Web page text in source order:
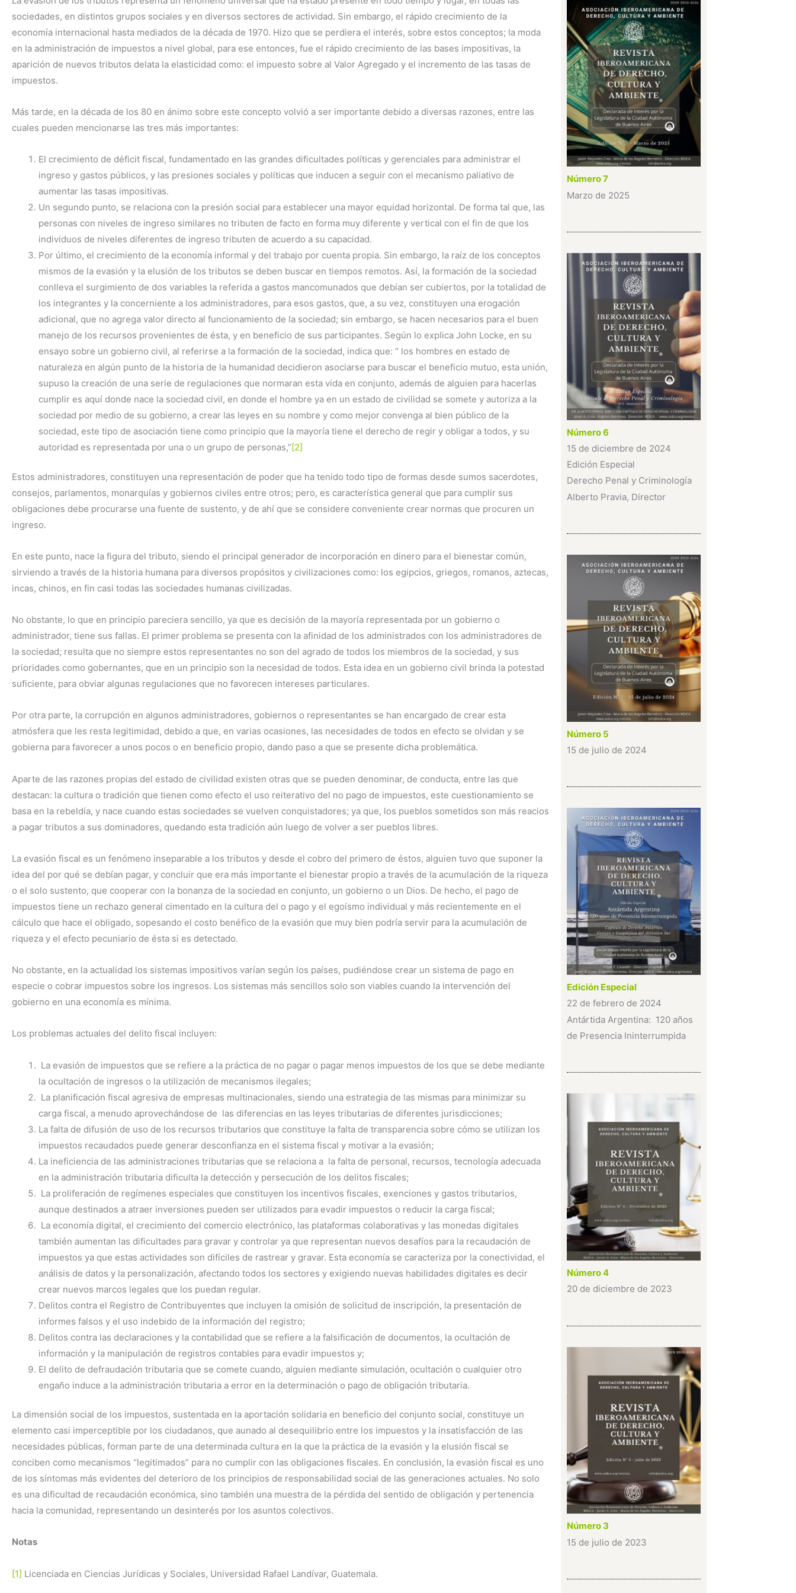
sociedades, en distintos grupos sociales y en diversos sectores de actividad. Sin embargo, el rápido crecimiento de la
economía internacional hasta mediados de la década de 1970. Hizo que se perdiera el interés, sobre estos conceptos; la moda
en la administración de impuestos a nivel global, para ese entonces, fue el rápido crecimiento de las bases impositivas, la
aparición de nuevos tributos delata la elasticidad como: el impuesto sobre al Valor Agregado y el incremento de las tasas de
impuestos.
Más tarde, en la década de los 80 en ánimo sobre este concepto volvió a ser importante debido a diversas razones, entre las
cuales pueden mencionarse las tres más importantes:
El crecimiento de déficit fiscal, fundamentado en las grandes dificultades políticas y gerenciales para administrar el
ingreso y gastos públicos, y las presiones sociales y políticas que inducen a seguir con el mecanismo paliativo de
aumentar las tasas impositivas.
Un segundo punto, se relaciona con la presión social para establecer una mayor equidad horizontal. De forma tal que, las
personas con niveles de ingreso similares no tributen de facto en forma muy diferente y vertical con el fin de que los
individuos de niveles diferentes de ingreso tributen de acuerdo a su capacidad.
Por último, el crecimiento de la economía informal y del trabajo por cuenta propia. Sin embargo, la raíz de los conceptos
mismos de la evasión y la elusión de los tributos se deben buscar en tiempos remotos. Así, la formación de la sociedad
conlleva el surgimiento de dos variables la referida a gastos mancomunados que debían ser cubiertos, por la totalidad de
los integrantes y la concerniente a los administradores, para esos gastos, que, a su vez, constituyen una erogación
adicional, que no agrega valor directo al funcionamiento de la sociedad; sin embargo, se hacen necesarios para el buen
manejo de los recursos provenientes de ésta, y en beneficio de sus participantes. Según lo explica John Locke, en su
ensayo sobre un gobierno civil, al referirse a la formación de la sociedad, indica que: “ los hombres en estado de
naturaleza en algún punto de la historia de la humanidad decidieron asociarse para buscar el beneficio mutuo, esta unión,
supuso la creación de una serie de regulaciones que normaran esta vida en conjunto, además de alguien para hacerlas
cumplir es aquí donde nace la sociedad civil, en donde el hombre ya en un estado de civilidad se somete y autoriza a la
sociedad por medio de su gobierno, a crear las leyes en su nombre y como mejor convenga al bien público de la
sociedad, este tipo de asociación tiene como principio que la mayoría tiene el derecho de regir y obligar a todos, y su
autoridad es representada por una o un grupo de personas,”[2]
Estos administradores, constituyen una representación de poder que ha tenido todo tipo de formas desde sumos sacerdotes,
consejos, parlamentos, monarquías y gobiernos civiles entre otros; pero, es característica general que para cumplir sus
obligaciones debe procurarse una fuente de sustento, y de ahí que se considere conveniente crear normas que procuren un
ingreso.
En este punto, nace la figura del tributo, siendo el principal generador de incorporación en dinero para el bienestar común,
sirviendo a través de la historia humana para diversos propósitos y civilizaciones como: los egipcios, griegos, romanos, aztecas,
incas, chinos, en fin casi todas las sociedades humanas civilizadas.
No obstante, lo que en principio pareciera sencillo, ya que es decisión de la mayoría representada por un gobierno o
administrador, tiene sus fallas. El primer problema se presenta con la afinidad de los administrados con los administradores de
la sociedad; resulta que no siempre estos representantes no son del agrado de todos los miembros de la sociedad, y sus
prioridades como gobernantes, que en un principio son la necesidad de todos. Esta idea en un gobierno civil brinda la potestad
suficiente, para obviar algunas regulaciones que no favorecen intereses particulares.
Por otra parte, la corrupción en algunos administradores, gobiernos o representantes se han encargado de crear esta
atmósfera que les resta legitimidad, debido a que, en varias ocasiones, las necesidades de todos en efecto se olvidan y se
gobierna para favorecer a unos pocos o en beneficio propio, dando paso a que se presente dicha problemática.
Aparte de las razones propias del estado de civilidad existen otras que se pueden denominar, de conducta, entre las que
destacan: la cultura o tradición que tienen como efecto el uso reiterativo del no pago de impuestos, este cuestionamiento se
basa en la rebeldía, y nace cuando estas sociedades se vuelven conquistadores; ya que, los pueblos sometidos son más reacios
a pagar tributos a sus dominadores, quedando esta tradición aún luego de volver a ser pueblos libres.
La evasión fiscal es un fenómeno inseparable a los tributos y desde el cobro del primero de éstos, alguien tuvo que suponer la
idea del por qué se debían pagar, y concluir que era más importante el bienestar propio a través de la acumulación de la riqueza
o el solo sustento, que cooperar con la bonanza de la sociedad en conjunto, un gobierno o un Dios. De hecho, el pago de
impuestos tiene un rechazo general cimentado en la cultura del o pago y el egoísmo individual y más recientemente en el
cálculo que hace el obligado, sopesando el costo benéfico de la evasión que muy bien podría servir para la acumulación de
riqueza y el efecto pecuniario de ésta si es detectado.
No obstante, en la actualidad los sistemas impositivos varían según los países, pudiéndose crear un sistema de pago en
especie o cobrar impuestos sobre los ingresos. Los sistemas más sencillos solo son viables cuando la intervención del
gobierno en una economía es mínima.
Los problemas actuales del delito fiscal incluyen:
La evasión de impuestos que se refiere a la práctica de no pagar o pagar menos impuestos de los que se debe mediante
la ocultación de ingresos o la utilización de mecanismos ilegales;
La planificación fiscal agresiva de empresas multinacionales, siendo una estrategia de las mismas para minimizar su
carga fiscal, a menudo aprovechándose de las diferencias en las leyes tributarias de diferentes jurisdicciones;
La falta de difusión de uso de los recursos tributarios que constituye la falta de transparencia sobre cómo se utilizan los
impuestos recaudados puede generar desconfianza en el sistema fiscal y motivar a la evasión;
La ineficiencia de las administraciones tributarias que se relaciona a la falta de personal, recursos, tecnología adecuada
en la administración tributaria dificulta la detección y persecución de los delitos fiscales;
La proliferación de regímenes especiales que constituyen los incentivos fiscales, exenciones y gastos tributarios,
aunque destinados a atraer inversiones pueden ser utilizados para evadir impuestos o reducir la carga fiscal;
La economía digital, el crecimiento del comercio electrónico, las plataformas colaborativas y las monedas digitales
también aumentan las dificultades para gravar y controlar ya que representan nuevos desafíos para la recaudación de
impuestos ya que estas actividades son difíciles de rastrear y gravar. Esta economía se caracteriza por la conectividad, el
análisis de datos y la personalización, afectando todos los sectores y exigiendo nuevas habilidades digitales es decir
crear nuevos marcos legales que los puedan regular.
Delitos contra el Registro de Contribuyentes que incluyen la omisión de solicitud de inscripción, la presentación de
informes falsos y el uso indebido de la información del registro;
Delitos contra las declaraciones y la contabilidad que se refiere a la falsificación de documentos, la ocultación de
información y la manipulación de registros contables para evadir impuestos y;
El delito de defraudación tributaria que se comete cuando, alguien mediante simulación, ocultación o cualquier otro
engaño induce a la administración tributaria a error en la determinación o pago de obligación tributaria.
La dimensión social de los impuestos, sustentada en la aportación solidaria en beneficio del conjunto social, constituye un
elemento casi imperceptible por los ciudadanos, que aunado al desequilibrio entre los impuestos y la insatisfacción de las
necesidades públicas, forman parte de una determinada cultura en la que la práctica de la evasión y la elusión fiscal se
conciben como mecanismos “legitimados” para no cumplir con las obligaciones fiscales. En conclusión, la evasión fiscal es uno
de los síntomas más evidentes del deterioro de los principios de responsabilidad social de las generaciones actuales. No solo
es una dificultad de recaudación económica, sino también una muestra de la pérdida del sentido de obligación y pertenencia
hacia la comunidad, representando un desinterés por los asuntos colectivos.
Notas
[1] Licenciada en Ciencias Jurídicas y Sociales, Universidad Rafael Landívar, Guatemala.
Número 7
Marzo de 2025
Número 6
15 de diciembre de 2024
Edición Especial
Derecho Penal y Criminología
Alberto Pravia, Director
Número 5
15 de julio de 2024
Edición Especial
22 de febrero de 2024
Antártida Argentina: 120 años
de Presencia Ininterrumpida
Número 4
20 de diciembre de 2023
Número 3
15 de julio de 2023